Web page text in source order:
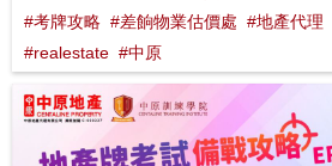
#考牌攻略 #差餉物業估價處 #地產代理
#realestate #中原